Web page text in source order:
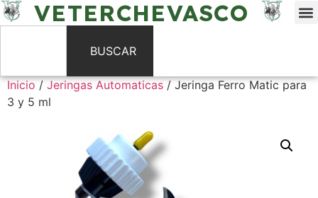
VETERCHEVASCO
BUSCAR
Inicio/Jeringas Automaticas/ Jeringa Ferro Matic para
3 y 5 ml